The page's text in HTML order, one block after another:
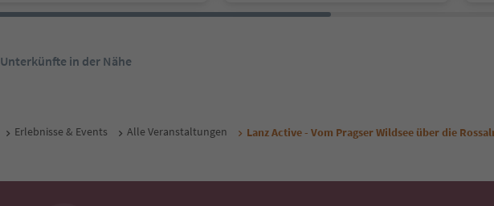
Unterkünfte in der Nähe
Erlebnisse & Events Alle Veranstaltungen Lanz Active - Vom Pragser Wildsee über die